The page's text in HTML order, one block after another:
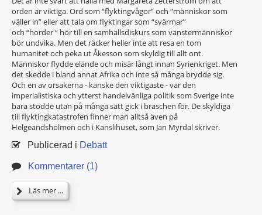
orden är viktiga. Ord som “flyktingvågor” och “människor som
väller in” eller att tala om flyktingar som “svärmar”
och “horder “ hör till en samhällsdiskurs som vänstermänniskor
bör undvika. Men det räcker heller inte att resa en tom
humanitet och peka ut Åkesson som skyldig till allt ont.
Människor flydde elände och misär långt innan Syrienkriget. Men
det skedde i bland annat Afrika och inte så många brydde sig.
Och en av orsakerna - kanske den viktigaste - var den
imperialistiska och ytterst handelvänliga politik som Sverige inte
bara stödde utan på många sätt gick i bräschen för. De skyldiga
till flyktingkatastrofen finner man alltså även på
Helgeandsholmen och i Kanslihuset, som Jan Myrdal skriver.
Publicerad i Debatt
Kommentarer (1)
Läs mer ...